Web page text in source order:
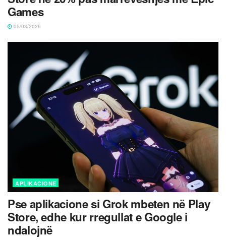
Games
05/03/2026
APLIKACIONE
Pse aplikacione si Grok mbeten në Play
Store, edhe kur rregullat e Google i
ndalojnë